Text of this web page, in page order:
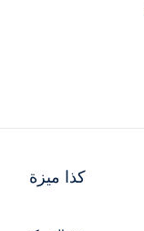
كذا ميزة